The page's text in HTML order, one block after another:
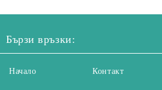
Бързи връзки:
Начало Контакт